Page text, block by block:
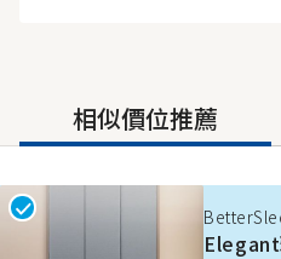
相似價位推薦
Elegant
Elegant